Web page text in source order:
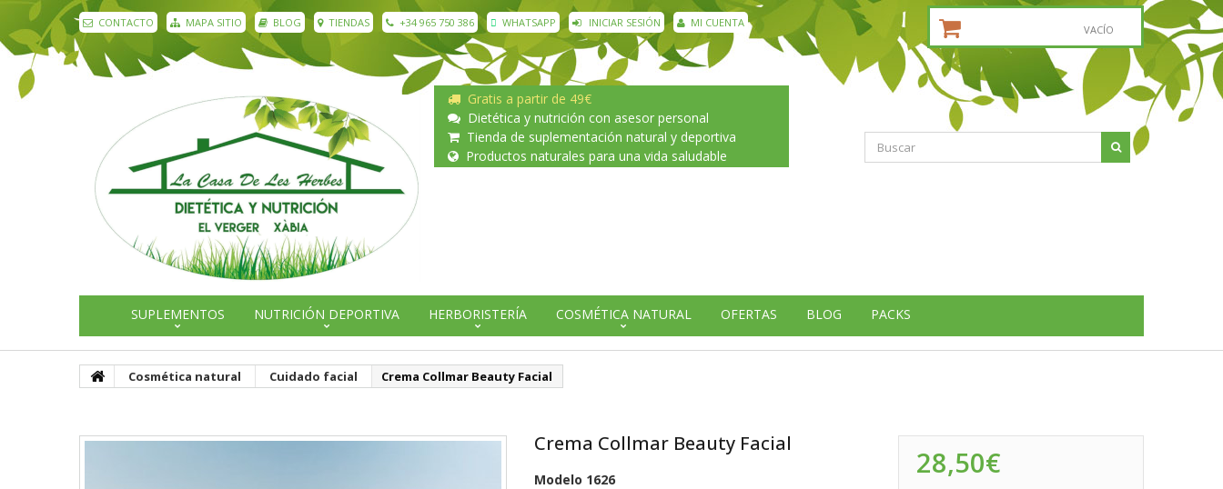
VACÍO
CONTACTO MAPA SITIO BLOG TIENDAS +34 965 750 386 WHATSAPP INICIAR SESIÓN MI CUENTA
Gratis a partir de 49€
Dietética y nutrición con asesor personal
Tienda de suplementación natural y deportiva
Productos naturales para una vida saludable
SUPLEMENTOS NUTRICIÓN DEPORTIVA HERBORISTERÍA COSMÉTICA NATURAL OFERTAS BLOG PACKS
Cosmética natural Cuidado facial Crema Collmar Beauty Facial
Crema Collmar Beauty Facial
Modelo 1626
28,50€